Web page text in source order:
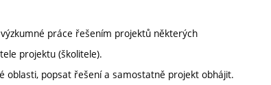
práce řešením projektů některých
projektu (školitele).
oblasti, popsat řešení a samostatně projekt obhájit.